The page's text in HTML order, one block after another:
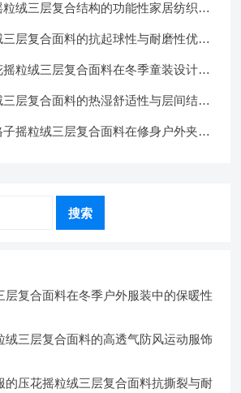
绒三层复合结构的功能性家居纺织品
层复合面料的抗起球性与耐磨性优化
粒绒三层复合面料在冬季童装设计中
层复合面料的热湿舒适性与层间结合
摇粒绒三层复合面料在修身户外夹克
搜索
层复合面料在冬季户外服装中的保暖性
绒三层复合面料的高透气防风运动服饰
的压花摇粒绒三层复合面料抗撕裂与耐